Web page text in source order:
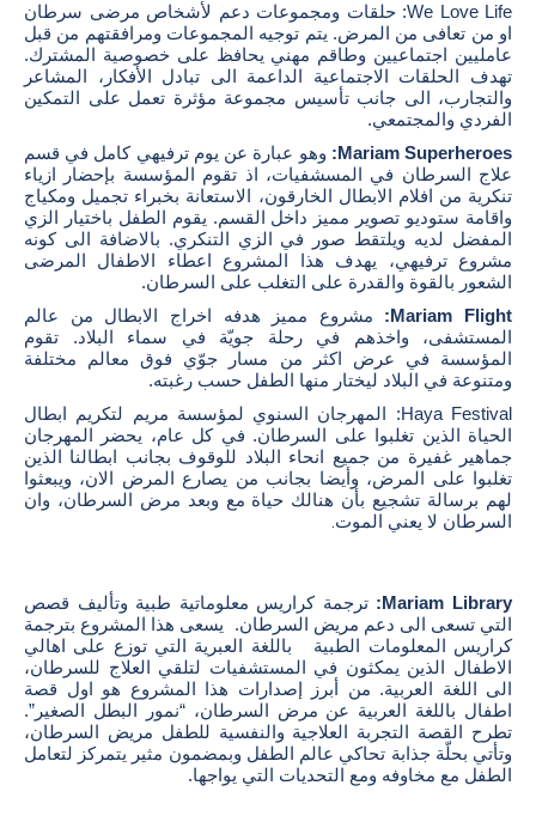
We Love Life: حلقات ومجموعات دعم لأشخاص مرضى سرطان
او من تعافى من المرض. يتم توجيه المجموعات ومرافقتهم من قبل
عامليين اجتماعيين وطاقم مهني يحافظ على خصوصية المشترك.
تهدف الحلقات الاجتماعية الداعمة الى تبادل الأفكار، المشاعر
والتجارب، الى جانب تأسيس مجموعة مؤثرة تعمل على التمكين
الفردي والمجتمعي.
Mariam Superheroes:
وهو عبارة عن يوم ترفيهي كامل في قسم
علاج السرطان في المسشفيات، اذ تقوم المؤسسة بإحضار ازياء
تنكرية من افلام الابطال الخارقون، الاستعانة بخبراء تجميل ومكياج
واقامة ستوديو تصوير مميز داخل القسم. يقوم الطفل باختيار الزي
المفضل لديه ويلتقط صور في الزي التنكري. بالاضافة الى كونه
مشروع ترفيهي، يهدف هذا المشروع اعطاء الاطفال المرضى
الشعور بالقوة والقدرة على التغلب على السرطان.
Mariam Flight:
مشروع مميز هدفه اخراج الابطال من عالم
المستشفى، واخذهم في رحلة جويّة في سماء البلاد. تقوم
المؤسسة في عرض اكثر من مسار جوّي فوق معالم مختلفة
ومتنوعة في البلاد ليختار منها الطفل حسب رغبته.
Haya Festival: المهرجان السنوي لمؤسسة مريم لتكريم ابطال
الحياة الذين تغلبوا على السرطان. في كل عام، يحضر المهرجان
جماهير غفيرة من جميع انحاء البلاد للوقوف بجانب ابطالنا الذين
تغلبوا على المرض، وأيضا بجانب من يصارع المرض الان، ويبعثوا
لهم برسالة تشجيع بأن هنالك حياة مع وبعد مرض السرطان، وان
السرطان لا يعني الموت.
Mariam Library:
ترجمة كراريس معلوماتية طبية وتأليف قصص
التي تسعى الى دعم مريض السرطان. يسعى هذا المشروع بترجمة
كراريس المعلومات الطبية باللغة العبرية التي توزع على اهالي
الاطفال الذين يمكثون في المستشفيات لتلقي العلاج للسرطان،
الى اللغة العربية. من أبرز إصدارات هذا المشروع هو اول قصة
اطفال باللغة العربية عن مرض السرطان، “نمور البطل الصغير”.
تطرح القصة التجربة العلاجية والنفسية للطفل مريض السرطان،
وتأتي بحلّة جذابة تحاكي عالم الطفل وبمضمون مثير يتمركز لتعامل
الطفل مع مخاوفه ومع التحديات التي يواجها.